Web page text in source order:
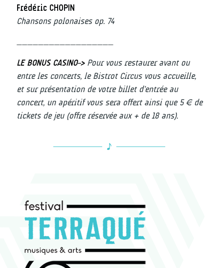
Frédéric CHOPIN
Chansons polonaises op. 74
__________________
LE BONUS CASINO–>Pour vous restaurer avant ou
entre les concerts, le Bistrot Circus vous accueille,
et sur présentation de votre billet d’entrée au
concert, un apéritif vous sera offert ainsi que 5 € de
tickets de jeu (offre réservée aux + de 18 ans).